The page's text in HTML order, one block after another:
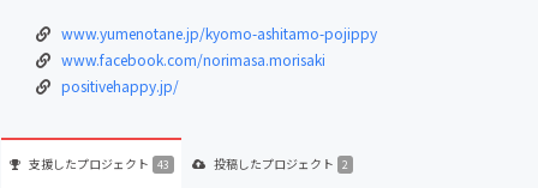
www.yumenotane.jp/kyomo-ashitamo-pojippy
www.facebook.com/norimasa.morisaki
positivehappy.jp/
支援したプロジェクト 43 投稿したプロジェクト 2